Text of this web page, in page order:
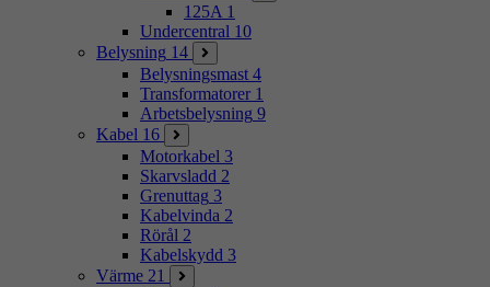
125A 1
Undercentral 10
Belysning 14
Belysningsmast 4
Transformatorer 1
Arbetsbelysning 9
Kabel 16
Motorkabel 3
Skarvsladd 2
Grenuttag 3
Kabelvinda 2
Rörål 2
Kabelskydd 3
Värme 21